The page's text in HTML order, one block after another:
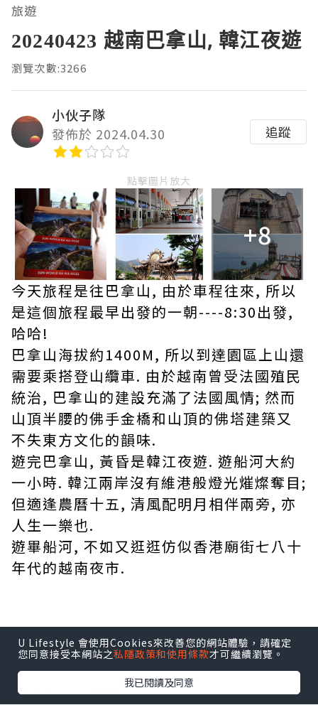
旅遊
20240423 越南巴拿山, 韓江夜遊
瀏覽次數:3266
小伙子隊
發佈於 2024.04.30
追蹤
點擊圖片放大
+8
今天旅程是往巴拿山, 由於車程往來, 所以
是這個旅程最早出發的一朝----8:30出發,
哈哈!
巴拿山海拔約1400M, 所以到達園區上山還
需要乘搭登山纜車. 由於越南曾受法國殖民
統治, 巴拿山的建設充滿了法國風情; 然而
山頂半腰的佛手金橋和山頂的佛塔建築又
不失東方文化的韻味.
遊完巴拿山, 黃昏是韓江夜遊. 遊船河大約
一小時. 韓江兩岸沒有維港般燈光熣燦奪目;
但適逢農曆十五, 清風配明月相伴兩旁, 亦
人生一樂也.
遊畢船河, 不如又逛逛仿似香港廟街七八十
年代的越南夜市.
*本站之內容由作者所提供，並不代表本站的立場。因此本站對
所有博客的立場、真實性、準確性及完整性不負任何法律責
任。
【 U Creator 招募 】
U Lifestyle 會使用Cookies來改善您的網站體驗，請確定
您同意接受本網站之私隱政策和使用條款才可繼續瀏覽。
我已閱讀及同意